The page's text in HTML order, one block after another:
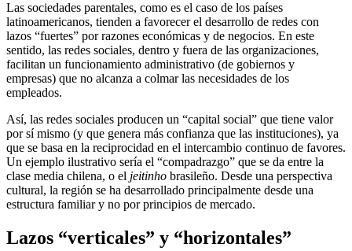
Las sociedades parentales, como es el caso de los países
latinoamericanos, tienden a favorecer el desarrollo de redes con
lazos “fuertes” por razones económicas y de negocios. En este
sentido, las redes sociales, dentro y fuera de las organizaciones,
facilitan un funcionamiento administrativo (de gobiernos y
empresas) que no alcanza a colmar las necesidades de los
empleados.
Así, las redes sociales producen un “capital social” que tiene valor
por sí mismo (y que genera más confianza que las instituciones), ya
que se basa en la reciprocidad en el intercambio continuo de favores.
Un ejemplo ilustrativo sería el “compadrazgo” que se da entre la
clase media chilena, o el jeitinho brasileño. Desde una perspectiva
cultural, la región se ha desarrollado principalmente desde una
estructura familiar y no por principios de mercado.
Lazos “verticales” y “horizontales”